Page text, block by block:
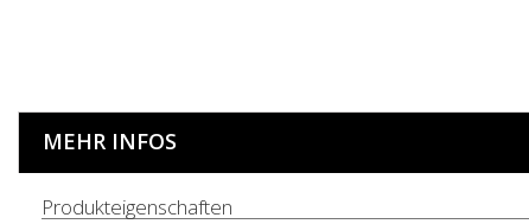
MEHR INFOS
Produkteigenschaften